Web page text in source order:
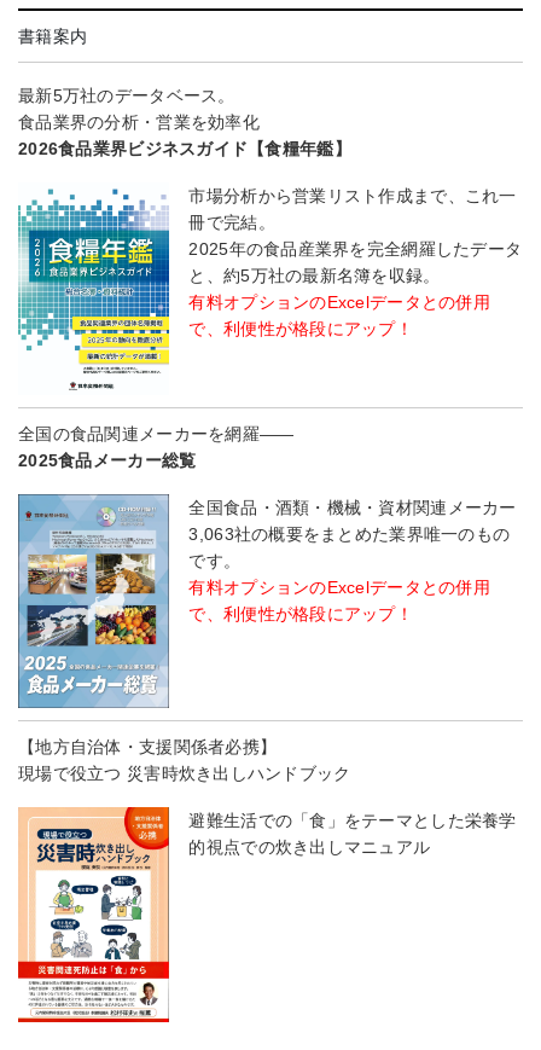
書籍案内
最新5万社のデータベース。
食品業界の分析・営業を効率化
2026食品業界ビジネスガイド【食糧年鑑】
市場分析から営業リスト作成まで、これ一
冊で完結。
2025年の食品産業界を完全網羅したデータ
と、約5万社の最新名簿を収録。
有料オプションのExcelデータとの併用
で、利便性が格段にアップ！
全国の食品関連メーカーを網羅――
2025食品メーカー総覧
全国食品・酒類・機械・資材関連メーカー
3,063社の概要をまとめた業界唯一のもの
です。
有料オプションのExcelデータとの併用
で、利便性が格段にアップ！
【地方自治体・支援関係者必携】
現場で役立つ 災害時炊き出しハンドブック
避難生活での「食」をテーマとした栄養学
的視点での炊き出しマニュアル